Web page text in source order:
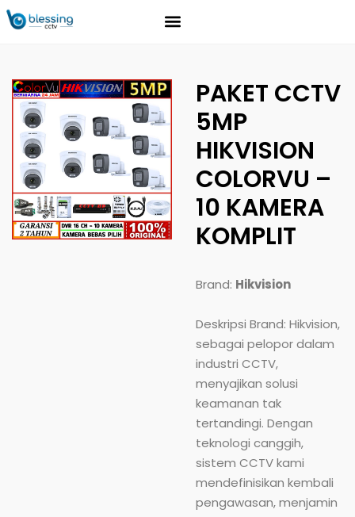
PAKET CCTV
5MP
HIKVISION
COLORVU –
10 KAMERA
KOMPLIT
Brand: Hikvision
Deskripsi Brand: Hikvision,
sebagai pelopor dalam
industri CCTV,
menyajikan solusi
keamanan tak
tertandingi. Dengan
teknologi canggih,
sistem CCTV kami
mendefinisikan kembali
pengawasan, menjamin